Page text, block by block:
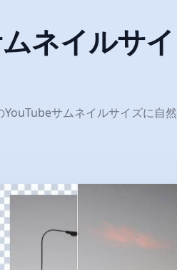
ネイルサイ
サムネイルサイズに自然